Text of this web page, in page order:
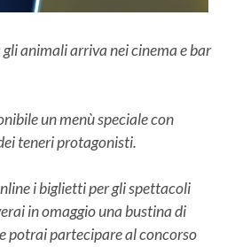
animali arriva nei cinema e bar
un menù speciale con
teneri protagonisti.
i biglietti per gli spettacoli
in omaggio una bustina di
potrai partecipare al concorso